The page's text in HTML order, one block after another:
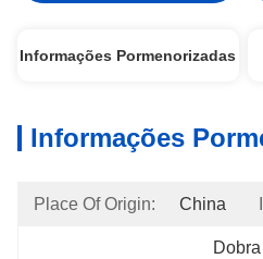
Informações Pormenorizadas
Informações
Place Of Origin: China
Dobra